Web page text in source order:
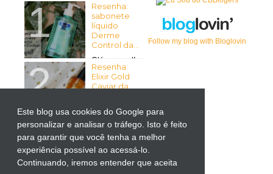
Este blog usa cookies do Google para
personalizar e analisar o tráfego. Isto é feito
para garantir que você tenha a melhor
experiência possível ao acessá-lo.
Continuando, iremos entender que aceita
Resenha:
sabonete
líquido
Derme
Control da...
Olá pessoal!
Tudo bem com vocês? Espero
que sim ...
Resenha:
Elixir Gold
Caviar da
Olá pessoal!
Tudo bem
com vocês? Espero que sim! ...
Resenha:
Liftactiv
Supreme
da Vichy
Follow my blog with Bloglovin